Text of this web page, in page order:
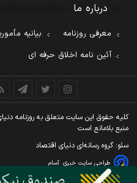
درباره ما
معرفی روزنامه
بیانیه
آئین نامه اخلاق حرفه ای
کليه حقوق اين سايت متعلق به روزنامه
منبع بلامانع است
سئو: گروه رسانه‌ای دنیای اقتصاد
طراحی سایت خبری آسام